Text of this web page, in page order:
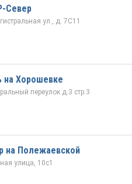
Север
ул., д. 7С11
на Хорошевке
переулок д.3 стр.3
на Полежаевской
улица, 10с1